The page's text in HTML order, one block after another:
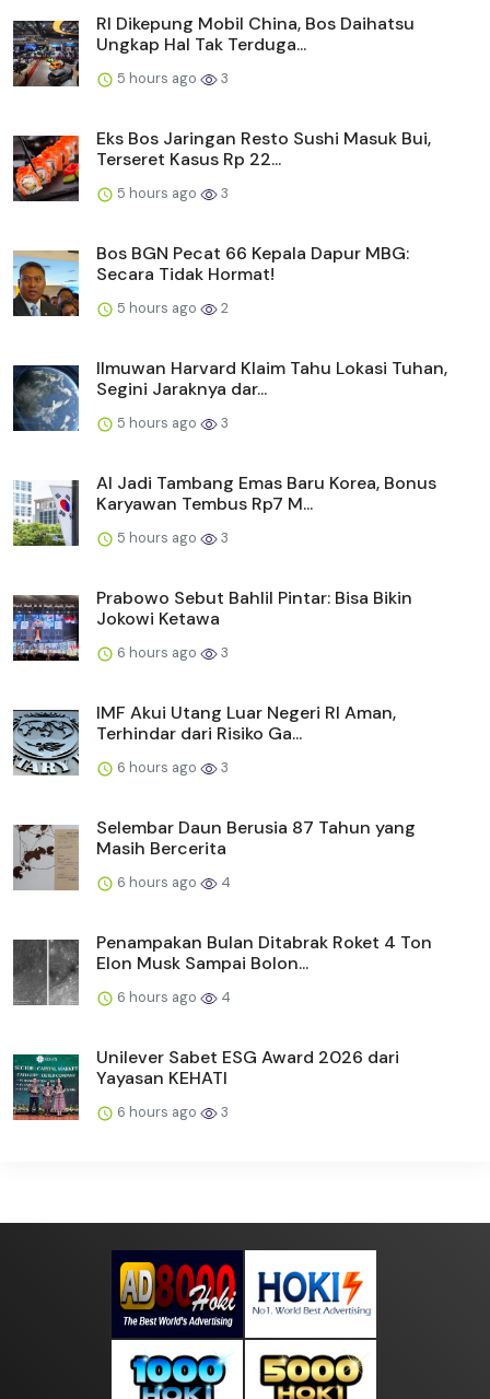
RI Dikepung Mobil China, Bos Daihatsu
Ungkap Hal Tak Terduga...
5 hours ago 3
Eks Bos Jaringan Resto Sushi Masuk Bui,
Terseret Kasus Rp 22...
5 hours ago 3
Bos BGN Pecat 66 Kepala Dapur MBG:
Secara Tidak Hormat!
5 hours ago 2
Ilmuwan Harvard Klaim Tahu Lokasi Tuhan,
Segini Jaraknya dar...
5 hours ago 3
AI Jadi Tambang Emas Baru Korea, Bonus
Karyawan Tembus Rp7 M...
5 hours ago 3
Prabowo Sebut Bahlil Pintar: Bisa Bikin
Jokowi Ketawa
6 hours ago 3
IMF Akui Utang Luar Negeri RI Aman,
Terhindar dari Risiko Ga...
6 hours ago 3
Selembar Daun Berusia 87 Tahun yang
Masih Bercerita
6 hours ago 4
Penampakan Bulan Ditabrak Roket 4 Ton
Elon Musk Sampai Bolon...
6 hours ago 4
Unilever Sabet ESG Award 2026 dari
Yayasan KEHATI
6 hours ago 3